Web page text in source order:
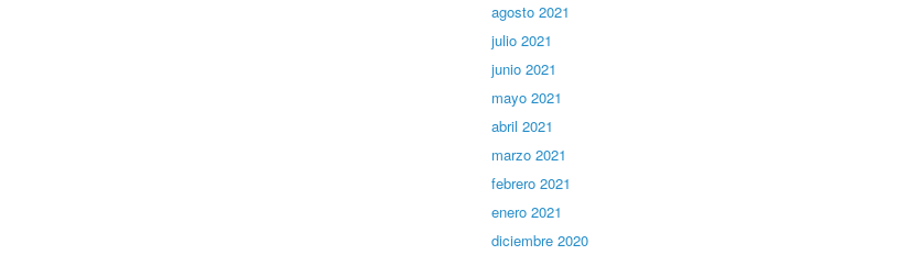
agosto 2021
julio 2021
junio 2021
mayo 2021
abril 2021
marzo 2021
febrero 2021
enero 2021
diciembre 2020